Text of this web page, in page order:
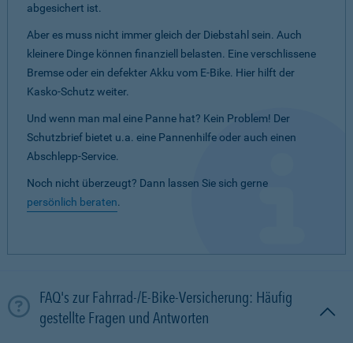
abgesichert ist.
Aber es muss nicht immer gleich der Diebstahl sein. Auch
kleinere Dinge können finanziell belasten. Eine verschlissene
Bremse oder ein defekter Akku vom E-Bike. Hier hilft der
Kasko-Schutz weiter.
Und wenn man mal eine Panne hat? Kein Problem! Der
Schutzbrief bietet u.a. eine Pannenhilfe oder auch einen
Abschlepp-Service.
Noch nicht überzeugt? Dann lassen Sie sich gerne
persönlich beraten.
FAQ's zur Fahrrad-/E-Bike-Versicherung: Häufig
gestellte Fragen und Antworten